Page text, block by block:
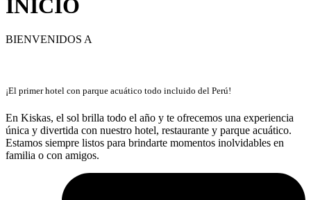
INICIO
BIENVENIDOS A
¡El primer hotel con parque acuático todo incluido del Perú!
En Kiskas, el sol brilla todo el año y te ofrecemos una experiencia
única y divertida con nuestro hotel, restaurante y parque acuático.
Estamos siempre listos para brindarte momentos inolvidables en
familia o con amigos.